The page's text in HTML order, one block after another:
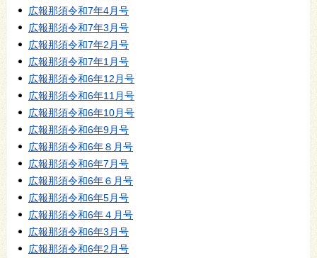
広報那須令和7年4月号
広報那須令和7年3月号
広報那須令和7年2月号
広報那須令和7年1月号
広報那須令和6年12月号
広報那須令和6年11月号
広報那須令和6年10月号
広報那須令和6年9月号
広報那須令和6年８月号
広報那須令和6年7月号
広報那須令和6年６月号
広報那須令和6年5月号
広報那須令和6年４月号
広報那須令和6年3月号
広報那須令和6年2月号